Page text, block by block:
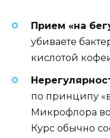
Прием «на
убиваете
кислотой
по принципу
Микрофлора
Курс обычно